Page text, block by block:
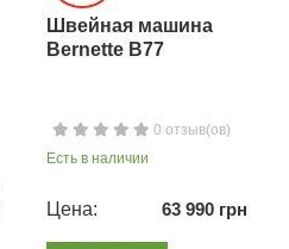
Швейная машина
Bernette B77
0 отзыв(ов)
Есть в наличии
Цена: 63 990 грн